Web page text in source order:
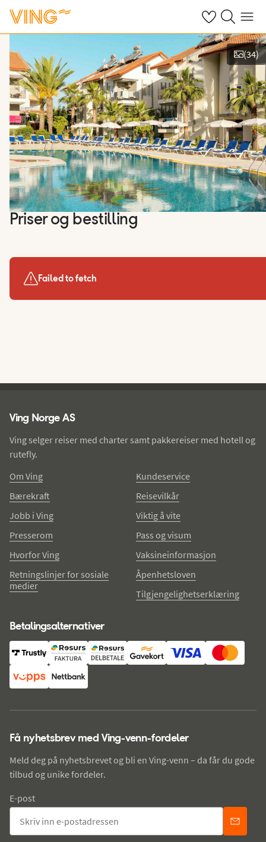
Se dine sparte
Søk påMeny
Vis bilder
(34)
Priser og bestilling
Failed to fetch
Ving Norge AS
Ving selger reiser med charter samt pakkereiser med hotell og
rutefly.
Om Ving
Bærekraft
Jobb i Ving
Presserom
Hvorfor Ving
Retningslinjer for sosiale
medier
Kundeservice
Reisevilkår
Viktig å vite
Pass og visum
Vaksineinformasjon
Åpenhetsloven
Tilgjengelighetserklæring
Betalingsalternativer
Få nyhetsbrev med Ving-venn-fordeler
Meld deg på nyhetsbrevet og bli en Ving-venn – da får du gode
tilbud og unike fordeler.
E-post